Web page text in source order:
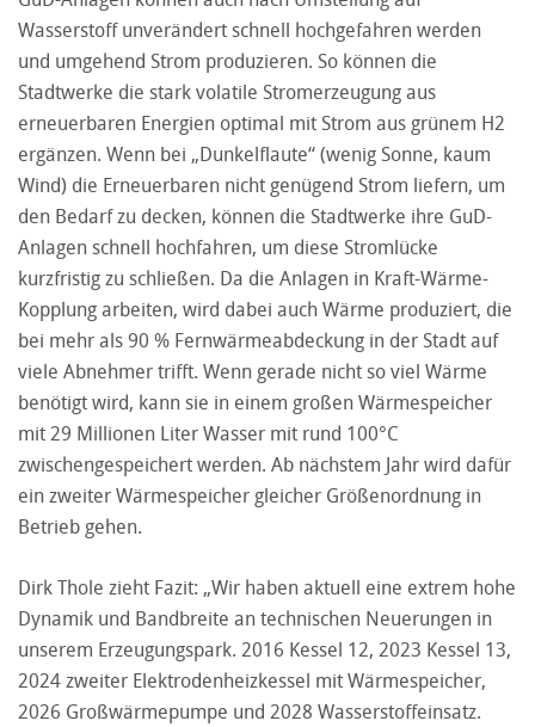
Wasserstoff unverändert schnell hochgefahren werden
und umgehend Strom produzieren. So können die
Stadtwerke die stark volatile Stromerzeugung aus
erneuerbaren Energien optimal mit Strom aus grünem H2
ergänzen. Wenn bei „Dunkelflaute“ (wenig Sonne, kaum
Wind) die Erneuerbaren nicht genügend Strom liefern, um
den Bedarf zu decken, können die Stadtwerke ihre GuD-
Anlagen schnell hochfahren, um diese Stromlücke
kurzfristig zu schließen. Da die Anlagen in Kraft-Wärme-
Kopplung arbeiten, wird dabei auch Wärme produziert, die
bei mehr als 90 % Fernwärmeabdeckung in der Stadt auf
viele Abnehmer trifft. Wenn gerade nicht so viel Wärme
benötigt wird, kann sie in einem großen Wärmespeicher
mit 29 Millionen Liter Wasser mit rund 100°C
zwischengespeichert werden. Ab nächstem Jahr wird dafür
ein zweiter Wärmespeicher gleicher Größenordnung in
Betrieb gehen.
Dirk Thole zieht Fazit: „Wir haben aktuell eine extrem hohe
Dynamik und Bandbreite an technischen Neuerungen in
unserem Erzeugungspark. 2016 Kessel 12, 2023 Kessel 13,
2024 zweiter Elektrodenheizkessel mit Wärmespeicher,
2026 Großwärmepumpe und 2028 Wasserstoffeinsatz.